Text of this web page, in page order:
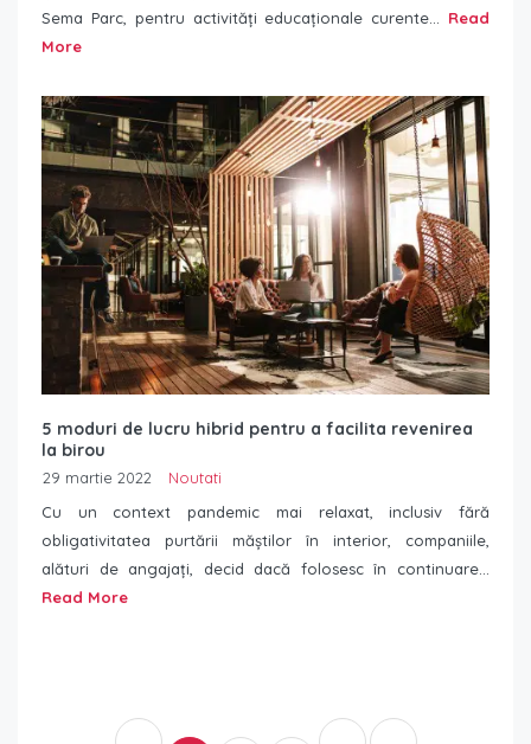
Sema Parc, pentru activități educaționale curente... Read
More
5 moduri de lucru hibrid pentru a facilita revenirea
la birou
29 martie 2022
Noutati
Cu un context pandemic mai relaxat, inclusiv fără
obligativitatea purtării măștilor în interior, companiile,
alături de angajați, decid dacă folosesc în continuare...
Read More